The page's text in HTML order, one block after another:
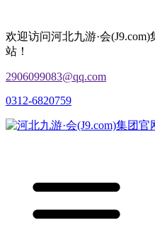
欢迎访问河北九游·会
站！
2906099083@qq.com
0312-6820759